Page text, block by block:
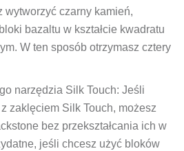
wytworzyć czarny kamień,
bazaltu w kształcie kwadratu
W ten sposób otrzymasz cztery
narzędzia Silk Touch: Jeśli
zaklęciem Silk Touch, możesz
bez przekształcania ich w
jeśli chcesz użyć bloków